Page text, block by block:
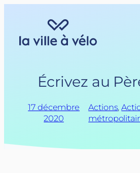
Écrivez au
17 décembre
2020
Actions,